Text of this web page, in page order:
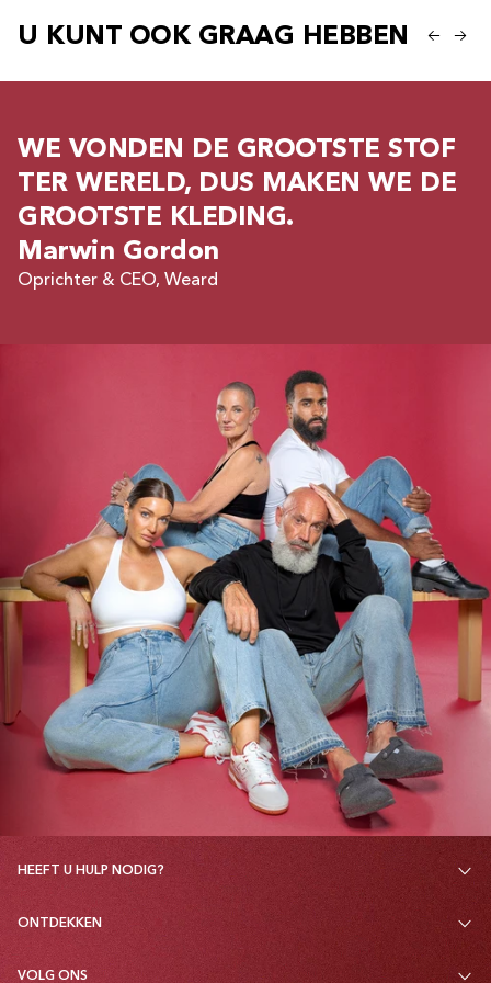
U KUNT OOK GRAAG HEBBEN
WE VONDEN DE GROOTSTE STOF
TER WERELD, DUS MAKEN WE DE
GROOTSTE KLEDING.
Marwin Gordon
Oprichter & CEO, Weard
HEEFT U HULP NODIG?
ONTDEKKEN
VOLG ONS